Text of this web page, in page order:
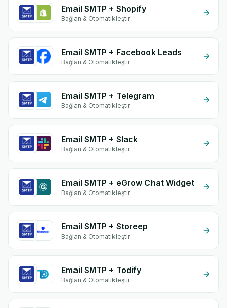
Email SMTP + Shopify
Bağlan & Otomatikleştir
Email SMTP + Facebook Leads
Bağlan & Otomatikleştir
Email SMTP + Telegram
Bağlan & Otomatikleştir
Email SMTP + Slack
Bağlan & Otomatikleştir
Email SMTP + eGrow Chat Widget
Bağlan & Otomatikleştir
Email SMTP + Storeep
Bağlan & Otomatikleştir
Email SMTP + Todify
Bağlan & Otomatikleştir